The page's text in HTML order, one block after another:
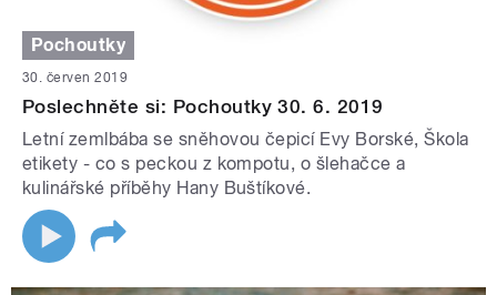
Pochoutky
30. červen 2019
Poslechněte si: Pochoutky 30. 6. 2019
Letní zemlbába se sněhovou čepicí Evy Borské, Škola
etikety - co s peckou z kompotu, o šlehačce a
kulinářské příběhy Hany Buštíkové.